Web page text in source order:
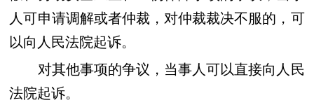
人可申请调解或者仲裁，对仲裁裁决不服的，可
以向人民法院起诉。
对其他事项的争议，当事人可以直接向人民
法院起诉。